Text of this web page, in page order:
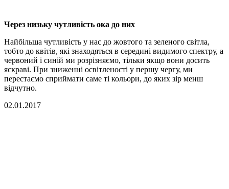
Через низьку чутливість ока до них
Найбільша чутливість у нас до жовтого та зеленого світла,
тобто до квітів, які знаходяться в середині видимого спектру, а
червоний і синій ми розрізняємо, тільки якщо вони досить
яскраві. При зниженні освітленості у першу чергу, ми
перестаємо сприймати саме ті кольори, до яких зір менш
відчутно.
02.01.2017